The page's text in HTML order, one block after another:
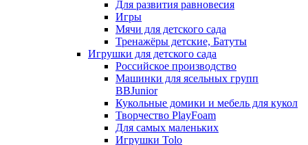
Для развития равновесия
Игры
Мячи для детского сада
Тренажёры детские, Батуты
Игрушки для детского сада
Российское производство
Машинки для ясельных групп
BBJunior
Кукольные домики и мебель для кукол
Творчество PlayFoam
Для самых маленьких
Игрушки Tolo